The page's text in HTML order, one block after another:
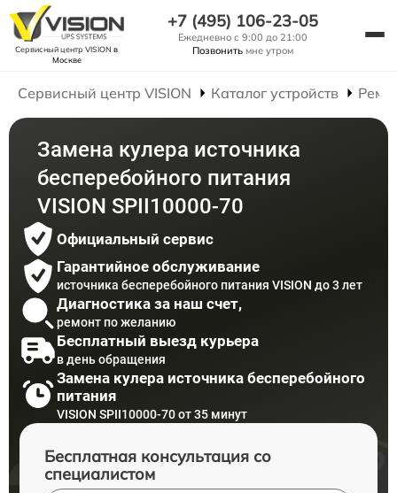
Сервисный центр VISION в
Москве
+7 (495) 106-23-05
Ежедневно с 9:00 до 21:00
Позвонить мне утром
Сервисный центр VISION Каталог устройств
Замена кулера источника
бесперебойного питания
VISION SPII10000-70
Официальный сервис
Гарантийное обслуживание
источника бесперебойного питания VISION до 3 лет
Диагностика за наш счет,
ремонт по желанию
Бесплатный выезд курьера
в день обращения
Замена кулера источника бесперебойного
питания
VISION SPII10000-70 от 35 минут
Бесплатная консультация со
специалистом